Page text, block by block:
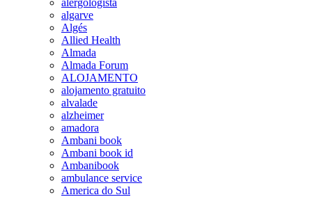
algarve
Algés
Allied Health
Almada
Almada Forum
ALOJAMENTO
alojamento gratuito
alvalade
alzheimer
amadora
Ambani book
Ambani book id
Ambanibook
ambulance service
America do Sul